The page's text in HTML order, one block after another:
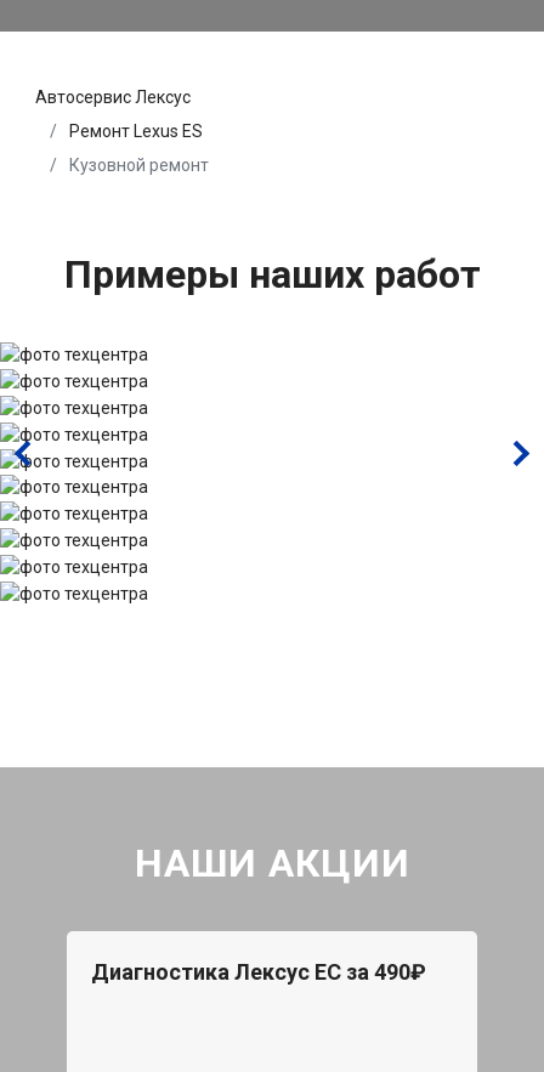
Автосервис Лексус
Ремонт Lexus ES
Кузовной ремонт
Примеры наших работ
НАШИ АКЦИИ
Диагностика Лексус ЕС за 490₽